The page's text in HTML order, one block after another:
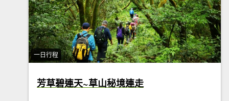
一日行程
芳草碧連天~草山秘境連走